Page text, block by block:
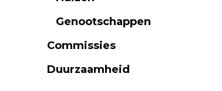
Genootschappen
Commissies
Duurzaamheid